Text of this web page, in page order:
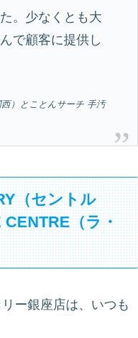
。少なくとも大
で顧客に提供し
）とことんサーチ 手汚
（セントル
（ラ・
ー銀座店は、いつも